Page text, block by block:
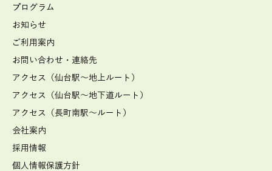
プログラム
お知らせ
ご利用案内
お問い合わせ・連絡先
アクセス（仙台駅～地上ルート）
アクセス（仙台駅～地下道ルート）
アクセス（長町南駅～ルート）
会社案内
採用情報
個人情報保護方針